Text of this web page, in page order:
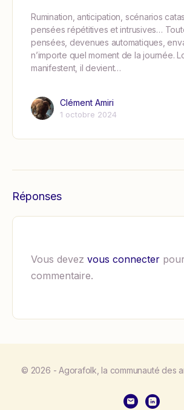
Rumination, anticipation, scénarios
pensées répétitives et intrusives…
pensées, devenues automatiques,
n’importe quel moment de la journée.
manifestent, il devient…
Clément Amiri
1 octobre 2024
Réponses
Vous devez vous connecter
commentaire.
© 2026 - Agorafolk, la communauté des